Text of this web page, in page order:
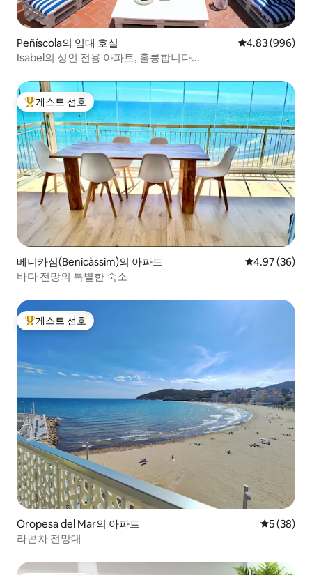
Peñíscola의 임대 호실 평점 4.83점(5
4.83 (996)
Isabel의 성인 전용 아파트, 훌륭합니다...
상위 게스트 선호
게스트 선호
베니카심(Benicàssim)의 아파트 평점 4.97점(5
4.97 (36)
바다 전망의 특별한 숙소
상위 게스트 선호
게스트 선호
Oropesa del Mar의 아파트 평점 5점(5
5 (38)
라콘차 전망대